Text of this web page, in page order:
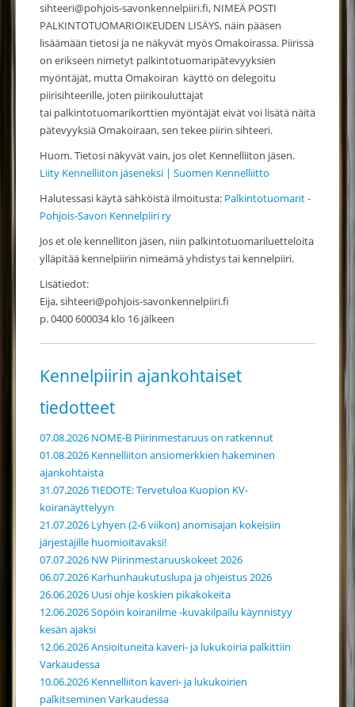
sihteeri@pohjois-savonkennelpiiri.fi, NIMEÄ POSTI
PALKINTOTUOMARIOIKEUDEN LISÄYS, näin pääsen
lisäämään tietosi ja ne näkyvät myös Omakoirassa. Piirissä
on erikseen nimetyt palkintotuomaripätevyyksien
myöntäjät, mutta Omakoiran käyttö on delegoitu
piirisihteerille, joten piirikouluttajat
tai palkintotuomarikorttien myöntäjät eivät voi lisätä näitä
pätevyyksiä Omakoiraan, sen tekee piirin sihteeri.
Huom. Tietosi näkyvät vain, jos olet Kennelliiton jäsen.
Liity Kennelliiton jäseneksi | Suomen Kennelliitto
Halutessasi käytä sähköistä ilmoitusta: Palkintotuomarit -
Pohjois-Savon Kennelpiiri ry
Jos et ole kennelliton jäsen, niin palkintotuomariluetteloita
ylläpitää kennelpiirin nimeämä yhdistys tai kennelpiiri.
Lisätiedot:
Eija, sihteeri@pohjois-savonkennelpiiri.fi
p. 0400 600034 klo 16 jälkeen
Kennelpiirin ajankohtaiset
tiedotteet
07.08.2026 NOME-B Piirinmestaruus on ratkennut
01.08.2026 Kennelliiton ansiomerkkien hakeminen
ajankohtaista
31.07.2026 TIEDOTE: Tervetuloa Kuopion KV-
koiranäyttelyyn
21.07.2026 Lyhyen (2-6 viikon) anomisajan kokeisiin
järjestäjille huomioitavaksi!
07.07.2026 NW Piirinmestaruuskokeet 2026
06.07.2026 Karhunhaukutuslupa ja ohjeistus 2026
26.06.2026 Uusi ohje koskien pikakokeita
12.06.2026 Söpöin koiranilme -kuvakilpailu käynnistyy
kesän ajaksi
12.06.2026 Ansioituneita kaveri- ja lukukoiria palkittiin
Varkaudessa
10.06.2026 Kennelliiton kaveri- ja lukukoirien
palkitseminen Varkaudessa